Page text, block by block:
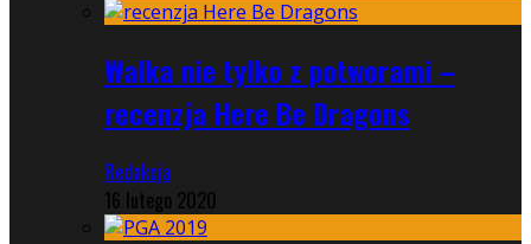
Walka nie tylko z potworami –
recenzja Here Be Dragons
Redakcja
16 lutego 2020